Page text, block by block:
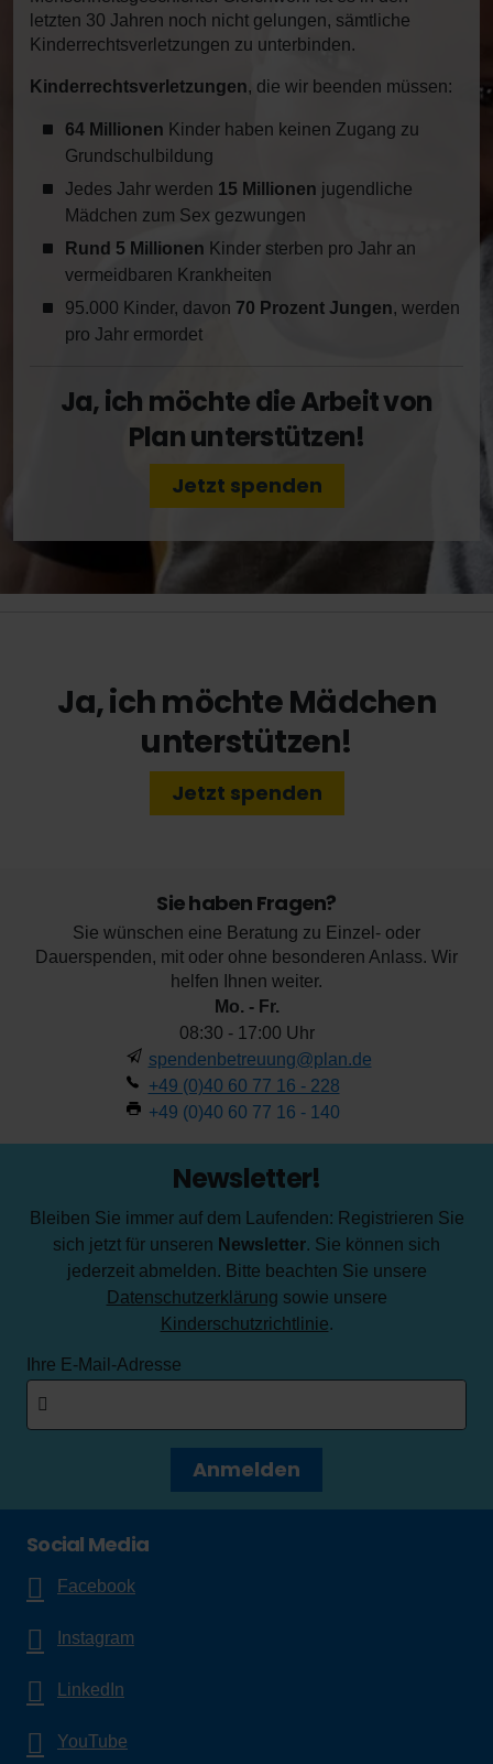
letzten 30 Jahren noch nicht gelungen, sämtliche
Kinderrechtsverletzungen zu unterbinden.
Kinderrechtsverletzungen, die wir beenden müssen:
64 Millionen Kinder haben keinen Zugang zu
Grundschulbildung
Jedes Jahr werden 15 Millionen jugendliche
Mädchen zum Sex gezwungen
Rund 5 Millionen Kinder sterben pro Jahr an
vermeidbaren Krankheiten
95.000 Kinder, davon 70 Prozent Jungen, werden
pro Jahr ermordet
Ja, ich möchte die Arbeit von
Plan unterstützen!
Jetzt spenden
Ja, ich möchte Mädchen
unterstützen!
Jetzt spenden
Sie haben Fragen?
Sie wünschen eine Beratung zu Einzel- oder
Dauerspenden, mit oder ohne besonderen Anlass. Wir
helfen Ihnen weiter.
Mo. - Fr.
08:30 - 17:00 Uhr
spendenbetreuung@plan.de
+49 (0)40 60 77 16 - 228
+49 (0)40 60 77 16 - 140
Newsletter!
Bleiben Sie immer auf dem Laufenden: Registrieren Sie
sich jetzt für unseren Newsletter. Sie können sich
jederzeit abmelden. Bitte beachten Sie unsere
Datenschutzerklärung sowie unsere
Kinderschutzrichtlinie.
Ihre E-Mail-Adresse
Anmelden
Social Media
Facebook
Instagram
LinkedIn
YouTube